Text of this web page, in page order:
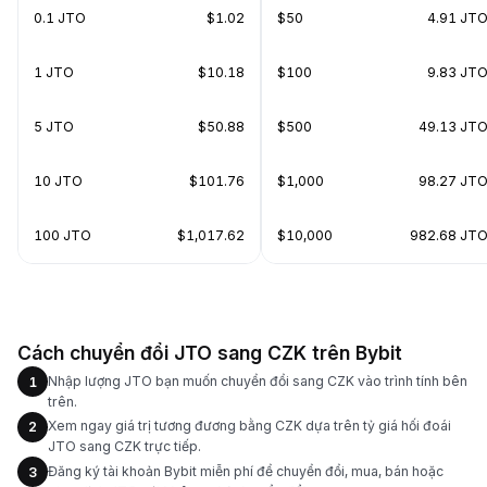
0.1 JTO $1.02
1 JTO $10.18
5 JTO $50.88
10 JTO $101.76
100 JTO $1,017.62
$50 4.91 JTO
$100 9.83 JTO
$500 49.13 JTO
$1,000 98.27 JTO
$10,000 982.68 JTO
Cách chuyển đổi JTO sang CZK trên Bybit
1
Nhập lượng JTO bạn muốn chuyển đổi sang CZK vào trình tính bên
trên.
2
Xem ngay giá trị tương đương bằng CZK dựa trên tỷ giá hối đoái
JTO sang CZK trực tiếp.
3
Đăng ký tài khoản Bybit miễn phí để chuyển đổi, mua, bán hoặc